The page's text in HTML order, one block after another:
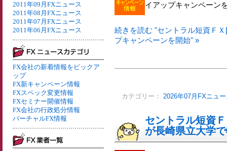
2011年09月FXニュース
2011年08月FXニュース
2011年07月FXニュース
2011年06月FXニュース
FX会社の新着情報をピックア
ップ
FX新キャンペーン情報
FXスペック変更情報
FXセミナー開催情報
FX会社の行政処分情報
バーチャルFX情報
イアップキャンペーン
続きを読む "セントラル短資Ｆ
プキャンペーンを開始" »
カテゴリー： 2026年07月FXニュ
セントラル短資
が長崎県立大学